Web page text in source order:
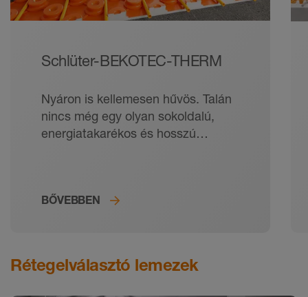
Schlüter-BEKOTEC-THERM
Nyáron is kellemesen hűvös. Talán
nincs még egy olyan sokoldalú,
energiatakarékos és hosszú
BŐVEBBEN
Rétegelválasztó lemezek